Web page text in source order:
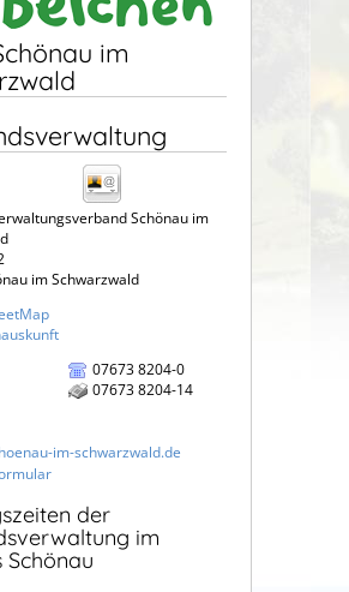
im
Schönau im
im Schwarzwald
07673 8204-0
07673 8204-14
im-schwarzwald.de
der
im
Schönau